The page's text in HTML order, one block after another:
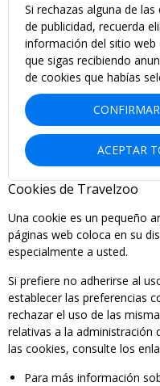
Si rechazas alguna de
de publicidad, recuerda
información del sitio web
que sigas recibiendo
de cookies que habías
ACEPTAR
Cookies de Travelzoo
Una cookie es un pequeño
páginas web coloca en su
especialmente a usted.
Si prefiere no adherirse al
establecer las preferencias
rechazar el uso de las
relativas a la administración
las cookies, consulte los
Para más información